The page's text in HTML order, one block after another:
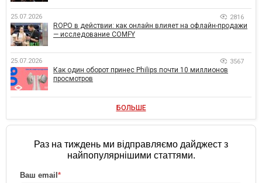
25.07.2026 2816
ROPO в действии: как онлайн влияет на офлайн-продажи
— исследование COMFY
25.07.2026 3567
Как один оборот принес Philips почти 10 миллионов
просмотров
БОЛЬШЕ
Раз на тиждень ми відправляємо дайджест з
найпопулярнішими статтями.
Ваш email *